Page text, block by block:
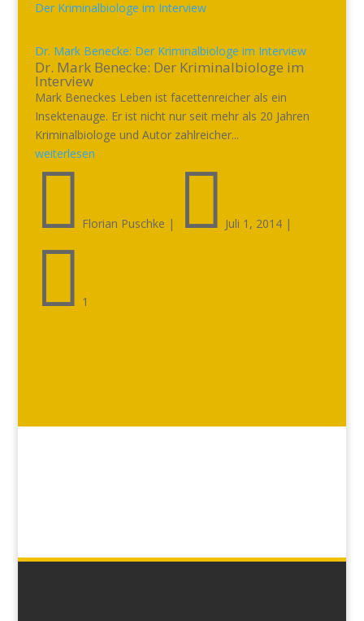
Dr. Mark Benecke: Der Kriminalbiologe im Interview
Dr. Mark Benecke: Der Kriminalbiologe im
Interview
Mark Beneckes Leben ist facettenreicher als ein
Insektenauge. Er ist nicht nur seit mehr als 20 Jahren
Kriminalbiologe und Autor zahlreicher...
weiterlesen
 Florian Puschke |  Juli 1, 2014|
 1